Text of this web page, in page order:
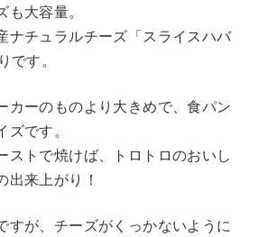
大容量。
ナチュラルチーズ「スライスハバ
です。
カーのものより大きめで、食パン
です。
ストで焼けば、トロトロのおいし
出来上がり！
すが、チーズがくっかないように